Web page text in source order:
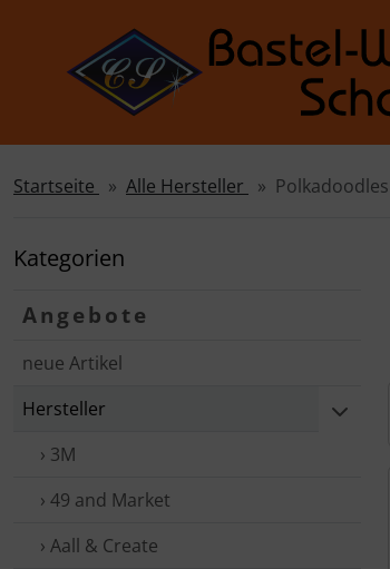
Sprungnavigation
Springe zur Navigation
Springe zum Button für Einstellungen
Springe zu den allgemeinen Informationen
Startseite Alle Hersteller Polkadoodles
Kategorien
Angebote
neue Artikel
Hersteller
› 3M
› 49 and Market
› Aall & Create